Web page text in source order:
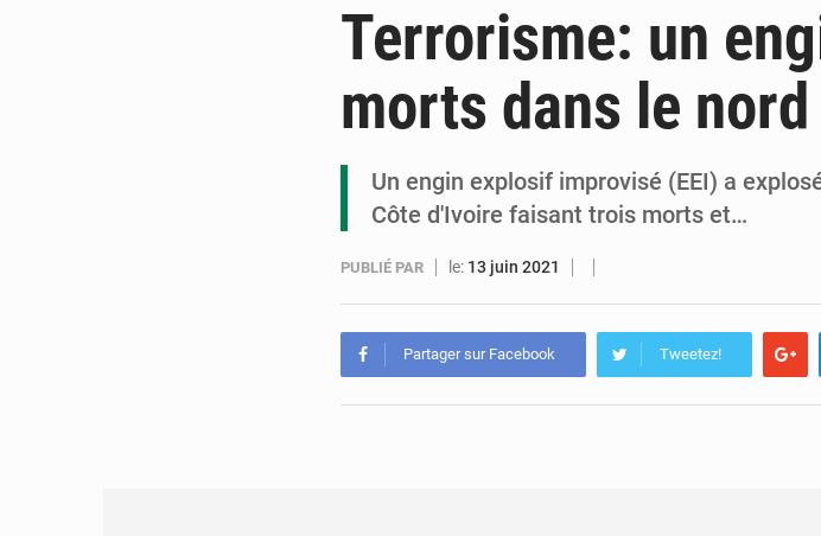
7 août 2026 Congo : la Grande
7 août 2026 Congo-RDC :
Terrorisme: un
morts dans le
Un engin explosif improvisé (EEI) a
Côte d'Ivoire faisant trois morts et…
PUBLIÉ PAR le: 13 juin 2021
Partager sur Facebook Tweetez!